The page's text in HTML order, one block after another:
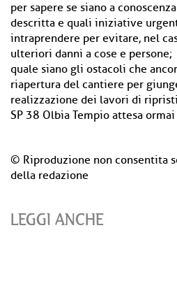
per sapere se siano a
descritta e quali iniziative
intraprendere per evitare, nel
ulteriori danni a cose e persone;
quale siano gli ostacoli che
riapertura del cantiere per
realizzazione dei lavori di
SP 38 Olbia Tempio attesa
© Riproduzione non consentita
della redazione
LEGGI ANCHE